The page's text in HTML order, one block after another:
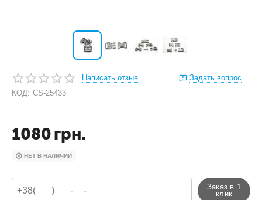
Написать отзыв
Задать вопрос
КОД: CS-25433
1080грн.
НЕТ В НАЛИЧИИ
Заказ в 1
клик